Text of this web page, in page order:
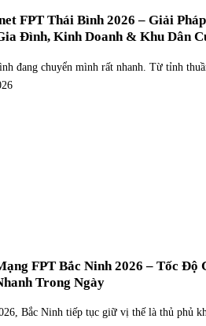
FPT Thái Bình 2026 – Giải
Đình, Kinh Doanh & Khu Dân
đang chuyển mình rất nhanh. Từ tỉnh
FPT Bắc Ninh 2026 – Tốc Độ
Trong Ngày
Bắc Ninh tiếp tục giữ vị thế là thủ phủ